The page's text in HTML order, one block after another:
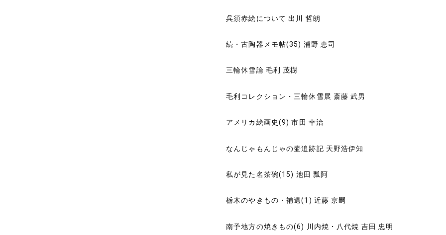
呉須赤絵について 出川 哲朗
続・古陶器メモ帖(35) 浦野 恵司
三輪休雪論 毛利 茂樹
毛利コレクション・三輪休雪展 斎藤 武男
アメリカ絵画史(9) 市田 幸治
なんじゃもんじゃの壷追跡記 天野浩伊知
私が見た名茶碗(15) 池田 瓢阿
栃木のやきもの・補遺(1) 近藤 京嗣
南予地方の焼きもの(6) 川内焼・八代焼 吉田 忠明